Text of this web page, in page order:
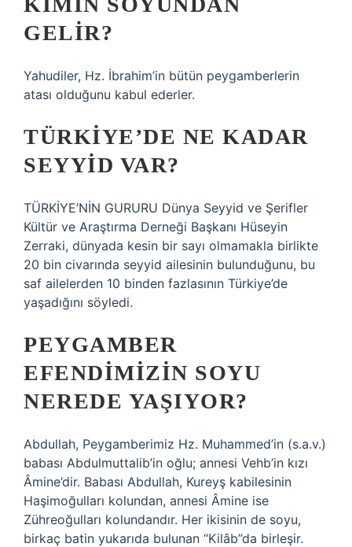
GELIR?
Yahudiler, Hz. İbrahim’in bütün peygamberlerin
atası olduğunu kabul ederler.
TÜRKIYE’DE NE KADAR
SEYYID VAR?
TÜRKİYE’NİN GURURU Dünya Seyyid ve Şerifler
Kültür ve Araştırma Derneği Başkanı Hüseyin
Zerraki, dünyada kesin bir sayı olmamakla birlikte
20 bin civarında seyyid ailesinin bulunduğunu, bu
saf ailelerden 10 binden fazlasının Türkiye’de
yaşadığını söyledi.
PEYGAMBER
EFENDIMIZIN SOYU
NEREDE YAŞIYOR?
Abdullah, Peygamberimiz Hz. Muhammed’in (s.a.v.)
babası Abdulmuttalib’in oğlu; annesi Vehb’in kızı
Âmine’dir. Babası Abdullah, Kureyş kabilesinin
Haşimoğulları kolundan, annesi Âmine ise
Zühreoğulları kolundandır. Her ikisinin de soyu,
birkaç batin yukarıda bulunan “Kilâb”da birleşir.